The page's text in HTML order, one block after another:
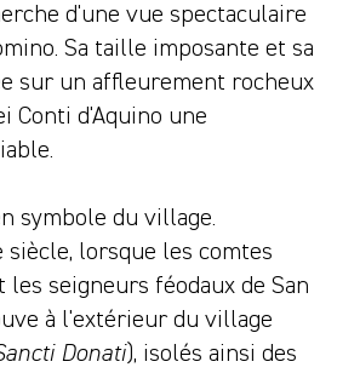
d'une vue spectaculaire
Sa taille imposante et sa
sur un affleurement rocheux
Conti d'Aquino une
symbole du village.
siècle, lorsque les comtes
les seigneurs féodaux de San
à l'extérieur du village
Donati), isolés ainsi des